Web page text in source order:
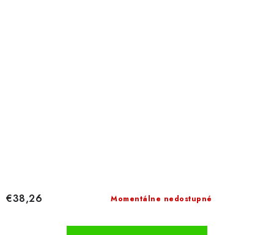
Momentálne nedostupné
€38,26